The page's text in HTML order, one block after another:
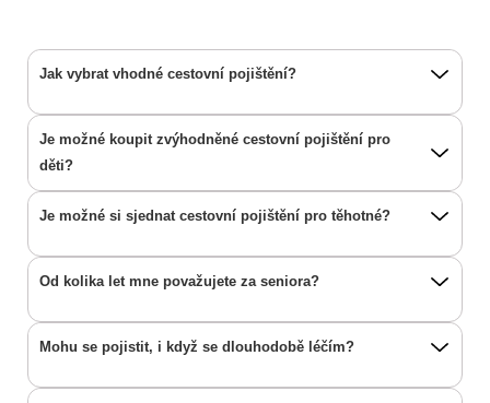
Jak vybrat vhodné cestovní pojištění?
Je možné koupit zvýhodněné cestovní pojištění pro
děti?
Je možné si sjednat cestovní pojištění pro těhotné?
Od kolika let mne považujete za seniora?
Mohu se pojistit, i když se dlouhodobě léčím?